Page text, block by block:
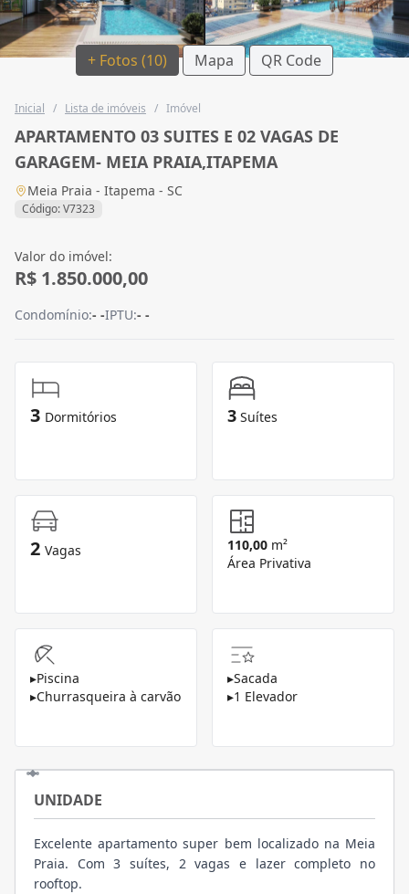
+ Fotos (10) Mapa QR Code
Inicial / Lista de imóveis / Imóvel
APARTAMENTO 03 SUITES E 02 VAGAS DE
GARAGEM- MEIA PRAIA,ITAPEMA
Meia Praia - Itapema - SC
Código: V7323
Valor do imóvel:
R$ 1.850.000,00
Condomínio:- -IPTU:- -
3 Dormitórios 3 Suítes
2 Vagas 110,00 m²
Área Privativa
▸Piscina
▸Churrasqueira à carvão
▸Sacada
▸1 Elevador
UNIDADE
Excelente apartamento super bem localizado na Meia
Praia. Com 3 suítes, 2 vagas e lazer completo no
rooftop.